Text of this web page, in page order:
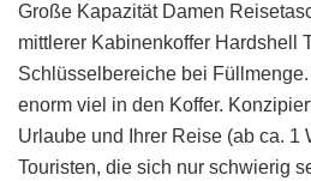
Große Kapazität Damen
mittlerer Kabinenkoffer Hardshell
Schlüsselbereiche bei
enorm viel in den Koffer.
Urlaube und Ihrer Reise (ab ca. 1
Touristen, die sich nur schwierig